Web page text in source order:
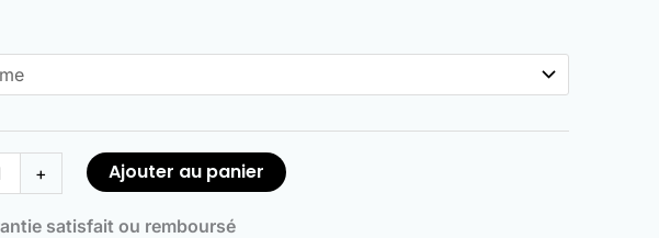
+ Ajouter au panier
satisfait ou remboursé